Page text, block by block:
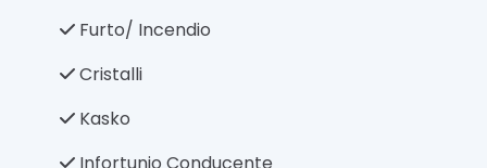
Furto/ Incendio
Cristalli
Kasko